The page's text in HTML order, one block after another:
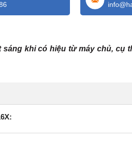
khi có hiệu từ máy chủ, cụ